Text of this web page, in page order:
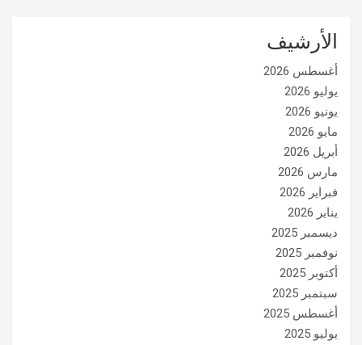
الأرشيف
أغسطس 2026
يوليو 2026
يونيو 2026
مايو 2026
أبريل 2026
مارس 2026
فبراير 2026
يناير 2026
ديسمبر 2025
نوفمبر 2025
أكتوبر 2025
سبتمبر 2025
أغسطس 2025
يوليو 2025